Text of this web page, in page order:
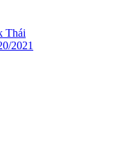
Thái
2021